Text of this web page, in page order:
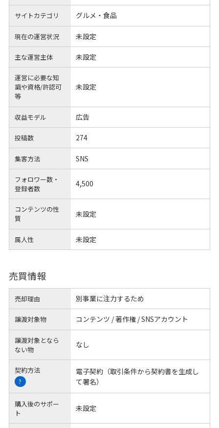
サイトカテゴリ グルメ・食品
現在の運営状況 未設定
主な運営主体 未設定
運営に必要な知
識や資格/許認可
等
未設定
収益モデル 広告
投稿数 274
集客方法 SNS
フォロワー数・
登録者数
4,500
コンテンツの性
質
未設定
属人性 未設定
売買情報
売却理由 別事業に注力するため
譲渡対象物 コンテンツ / 著作権 / SNSアカウント
譲渡対象となら
ない物
なし
契約方法
?
電子契約（取引条件から契約書を生成し
て署名）
購入後のサポー
ト
未設定